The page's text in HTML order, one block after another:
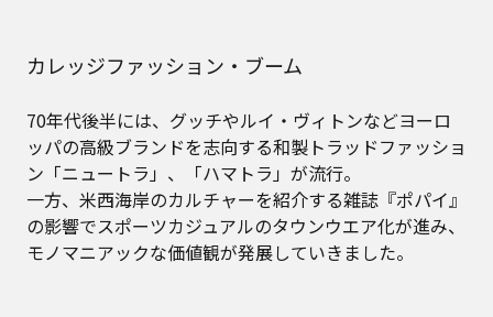
カレッジファッション・ブーム
70年代後半には、グッチやルイ・ヴィトンなどヨーロ
ッパの高級ブランドを志向する和製トラッドファッショ
ン「ニュートラ」、「ハマトラ」が流行。
一方、米西海岸のカルチャーを紹介する雑誌『ポパイ』
の影響でスポーツカジュアルのタウンウエア化が進み、
モノマニアックな価値観が発展していきました。